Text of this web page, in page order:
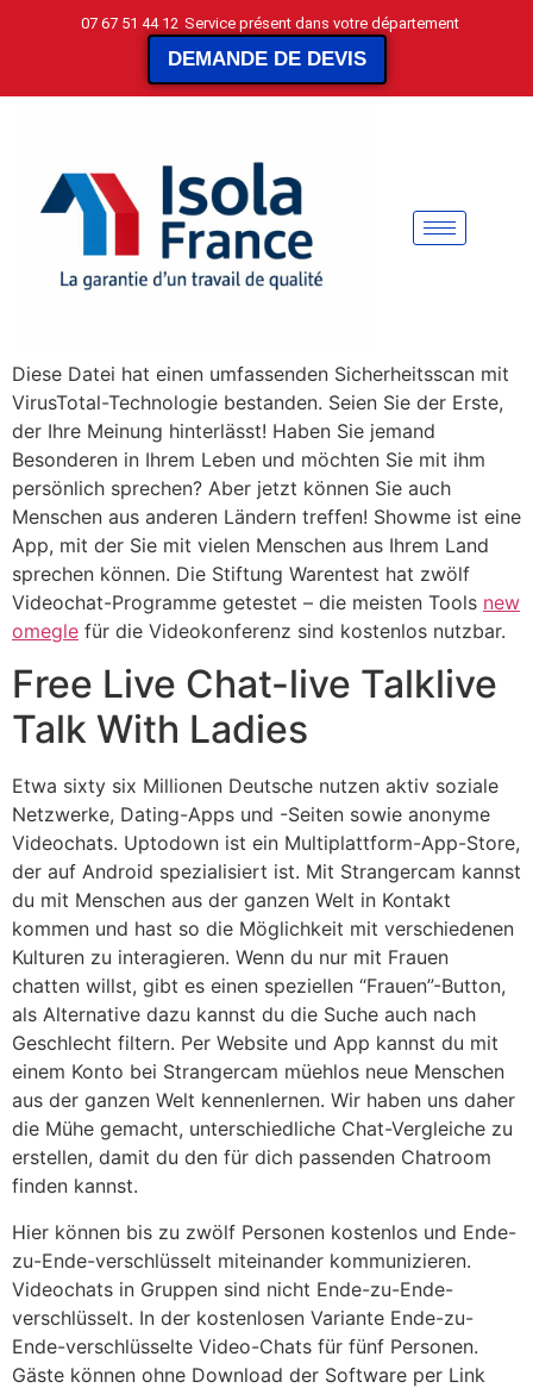
07 67 51 44 12 Service présent dans votre département
DEMANDE DE DEVIS
Diese Datei hat einen umfassenden Sicherheitsscan mit
VirusTotal-Technologie bestanden. Seien Sie der Erste,
der Ihre Meinung hinterlässt! Haben Sie jemand
Besonderen in Ihrem Leben und möchten Sie mit ihm
persönlich sprechen? Aber jetzt können Sie auch
Menschen aus anderen Ländern treffen! Showme ist eine
App, mit der Sie mit vielen Menschen aus Ihrem Land
sprechen können. Die Stiftung Warentest hat zwölf
Video­chat-Programme getestet – die meisten Tools new
omegle für die Video­konferenz sind kostenlos nutz­bar.
Free Live Chat-live Talklive
Talk With Ladies
Etwa sixty six Millionen Deutsche nutzen aktiv soziale
Netzwerke, Dating-Apps und -Seiten sowie anonyme
Videochats. Uptodown ist ein Multiplattform-App-Store,
der auf Android spezialisiert ist. Mit Strangercam kannst
du mit Menschen aus der ganzen Welt in Kontakt
kommen und hast so die Möglichkeit mit verschiedenen
Kulturen zu interagieren. Wenn du nur mit Frauen
chatten willst, gibt es einen speziellen “Frauen”-Button,
als Alternative dazu kannst du die Suche auch nach
Geschlecht filtern. Per Website und App kannst du mit
einem Konto bei Strangercam müehlos neue Menschen
aus der ganzen Welt kennenlernen. Wir haben uns daher
die Mühe gemacht, unterschiedliche Chat-Vergleiche zu
erstellen, damit du den für dich passenden Chatroom
finden kannst.
Hier können bis zu zwölf Personen kostenlos und Ende-
zu-Ende-verschlüsselt miteinander kommunizieren.
Videochats in Gruppen sind nicht Ende-zu-Ende-
verschlüsselt. In der kostenlosen Variante Ende-zu-
Ende-verschlüsselte Video-Chats für fünf Personen.
Gäste können ohne Download der Software per Link